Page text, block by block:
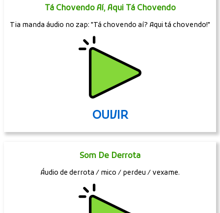
Tá Chovendo Aí, Aqui Tá Chovendo
Tia manda áudio no zap: "Tá chovendo aí? Aqui tá chovendo!"
OUVIR
Som De Derrota
Áudio de derrota / mico / perdeu / vexame.